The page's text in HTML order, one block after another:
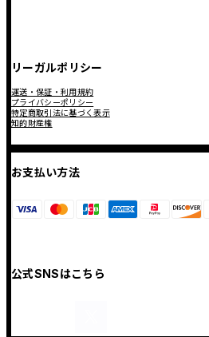
リーガルポリシー
運送・保証・利用規約
プライバシーポリシー
特定商取引法に基づく表示
知的財産権
お支払い方法
公式SNSはこちら